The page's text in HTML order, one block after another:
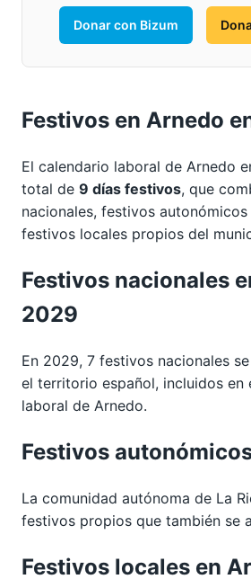
Donar con Bizum
Festivos en Arnedo
El calendario laboral de Arnedo
total de 9 días festivos, que
nacionales, festivos
festivos locales propios del
Festivos nacionales
2029
En 2029, 7 festivos nacionales
el territorio español, incluidos en
laboral de Arnedo.
Festivos
La comunidad autónoma de La
festivos propios que también se
Festivos locales en